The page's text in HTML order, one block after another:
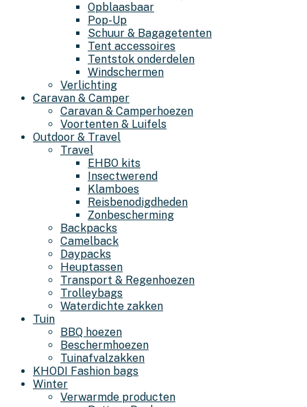
Opblaasbaar
Pop-Up
Schuur & Bagagetenten
Tent accessoires
Tentstok onderdelen
Windschermen
Verlichting
Caravan & Camper
Caravan & Camperhoezen
Voortenten & Luifels
Outdoor & Travel
Travel
EHBO kits
Insectwerend
Klamboes
Reisbenodigdheden
Zonbescherming
Backpacks
Camelback
Daypacks
Heuptassen
Transport & Regenhoezen
Trolleybags
Waterdichte zakken
Tuin
BBQ hoezen
Beschermhoezen
Tuinafvalzakken
KHODI Fashion bags
Winter
Verwarmde producten